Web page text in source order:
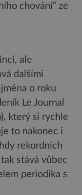
chování“ ze
ale
dalšími
o roku
Le Journal
který si rychle
to nakonec i
rekordních
stává vůbec
periodika s